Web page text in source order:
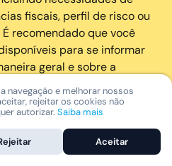
fiscais, perfil de risco ou
recomendado que você
para se informar
geral e sobre a
Questões fiscais ou
realizados através da
pelos próprios clientes. A
fornecem nenhum tipo de
navegação e melhorar nossos
rejeitar os cookies não
autorizar. Saiba mais
Aceitar